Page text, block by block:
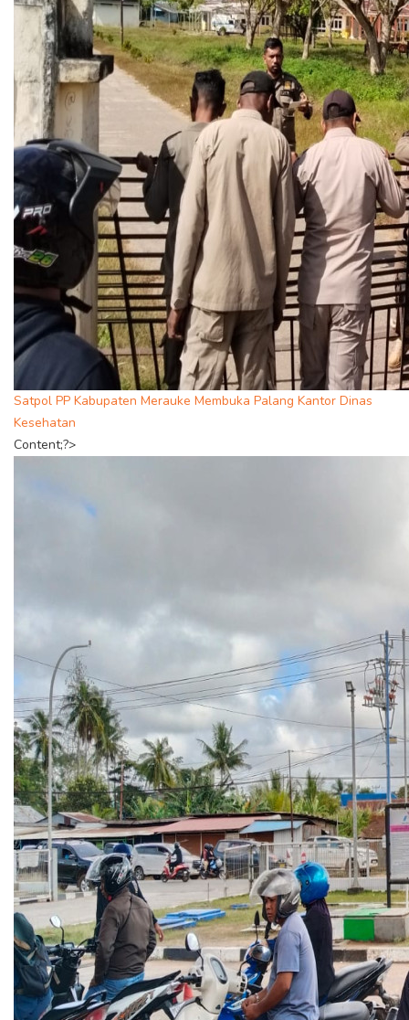
Satpol PP Kabupaten Merauke Membuka Palang Kantor Dinas
Kesehatan
Content;?>